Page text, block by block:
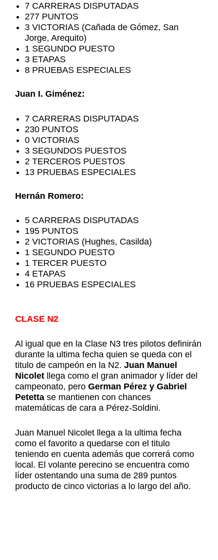
7 CARRERAS DISPUTADAS
277 PUNTOS
3 VICTORIAS (Cañada de Gómez, San
Jorge, Arequito)
1 SEGUNDO PUESTO
3 ETAPAS
8 PRUEBAS ESPECIALES
Juan I. Giménez:
7 CARRERAS DISPUTADAS
230 PUNTOS
0 VICTORIAS
3 SEGUNDOS PUESTOS
2 TERCEROS PUESTOS
13 PRUEBAS ESPECIALES
Hernán Romero:
5 CARRERAS DISPUTADAS
195 PUNTOS
2 VICTORIAS (Hughes, Casilda)
1 SEGUNDO PUESTO
1 TERCER PUESTO
4 ETAPAS
16 PRUEBAS ESPECIALES
CLASE N2
Al igual que en la Clase N3 tres pilotos definirán
durante la ultima fecha quien se queda con el
titulo de campeón en la N2.Juan Manuel
Nicolet llega como el gran animador y líder del
campeonato, peroGerman Pérez y Gabriel
Petetta se mantienen con chances
matemáticas de cara a Pérez-Soldini.
Juan Manuel Nicolet llega a la ultima fecha
como el favorito a quedarse con el titulo
teniendo en cuenta además que correrá como
local. El volante perecino se encuentra como
líder ostentando una suma de 289 puntos
producto de cinco victorias a lo largo del año.